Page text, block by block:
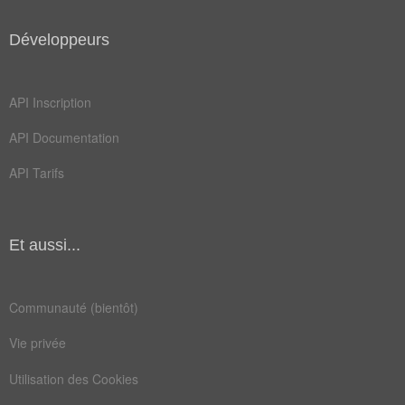
Développeurs
API Inscription
API Documentation
API Tarifs
Et aussi...
Communauté (bientôt)
Vie privée
Utilisation des Cookies